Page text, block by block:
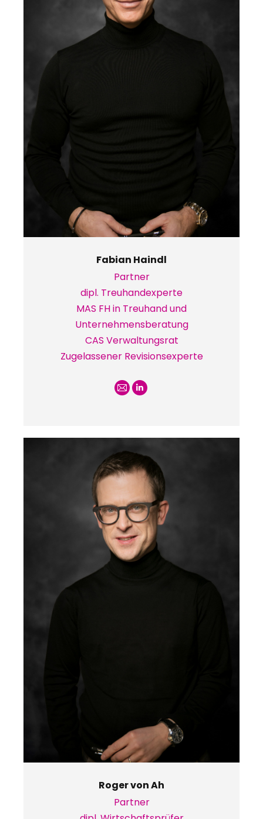
Fabian Haindl
Partner
dipl. Treuhandexperte
MAS FH in Treuhand und
Unternehmensberatung
CAS Verwaltungsrat
Zugelassener Revisionsexperte
E-
Linkedin
Roger von Ah
Partner